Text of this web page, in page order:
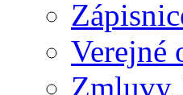
Verejné